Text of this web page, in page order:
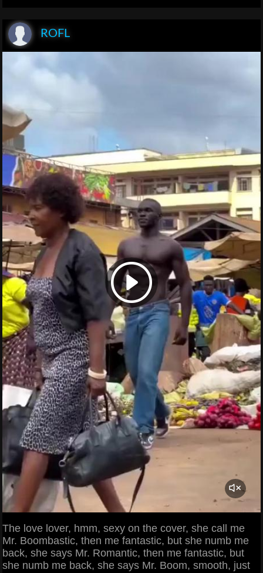
ROFL
The love lover, hmm, sexy on the cover, she call me
Mr. Boombastic, then me fantastic, but she numb me
back, she says Mr. Romantic, then me fantastic, but
she numb me back, she says Mr. Boom, smooth, just